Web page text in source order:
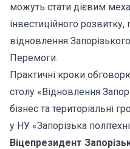
можуть стати дієвим
інвестиційного
відновлення Запорізького
Перемоги.
Практичні кроки
столу «Відновлення
бізнес та територіальні
у НУ «Запорізька
Віцепрезидент